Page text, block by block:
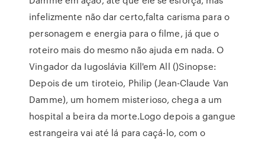
infelizmente não dar certo,falta carisma para o
personagem e energia para o filme, já que o
roteiro mais do mesmo não ajuda em nada. O
Vingador da Iugoslávia Kill'em All ()Sinopse:
Depois de um tiroteio, Philip (Jean-Claude Van
Damme), um homem misterioso, chega a um
hospital a beira da morte.Logo depois a gangue
estrangeira vai até lá para caçá-lo, com o